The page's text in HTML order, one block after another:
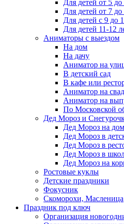
Для детей от 5 до
Для детей от 7 до
Для детей с 9 до
Для детей 11-12
Аниматоры с выездом
На дом
На дачу
Аниматор на
В детский сад
В кафе или
Аниматор на
Аниматор на
По Московской
Дед Мороз и
Дед Мороз на дом
Дед Мороз в
Дед Мороз в
Дед Мороз в
Дед Мороз на
Ростовые куклы
Детские праздники
Фокусник
Скоморохи, Масленица
Праздник под ключ
Организация